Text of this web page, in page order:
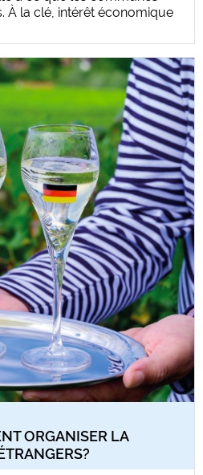
À la clé, intérêt économique
ORGANISER LA